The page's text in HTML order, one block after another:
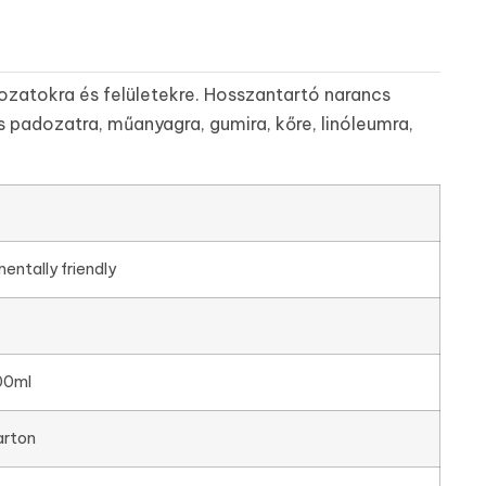
és felületekre. Hosszantartó narancs
műanyagra, gumira, kőre, linóleumra,
friendly